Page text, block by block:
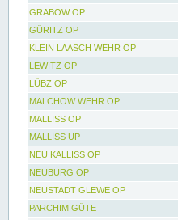
GRABOW OP
GÜRITZ OP
KLEIN LAASCH WEHR OP
LEWITZ OP
LÜBZ OP
MALCHOW WEHR OP
MALLISS OP
MALLISS UP
NEU KALLISS OP
NEUBURG OP
NEUSTADT GLEWE OP
PARCHIM GÜTE